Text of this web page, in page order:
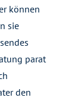
können
sie
parat
den